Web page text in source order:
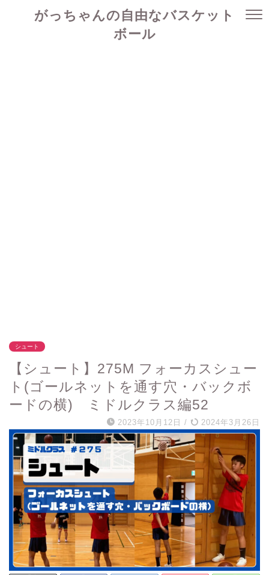
がっちゃんの自由なバスケット
ボール
シュート
【シュート】275M フォーカスシュー
ト(ゴールネットを通す穴・バックボ
ードの横) ミドルクラス編52
2023年10月12日 / 2024年3月26日